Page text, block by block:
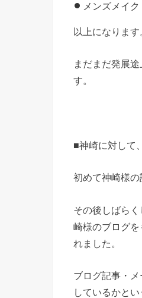
メンズメイク
以上になります
まだまだ発展
す。
■神崎に対して
初めて神崎様の
その後しばら
崎様のブログ
れました。
ブログ記事・
しているかとい